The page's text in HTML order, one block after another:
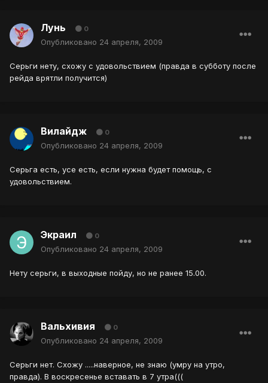
Лунь 0
Опубликовано 24 апреля, 2009
Серьги нету, схожу с удовольствием (правда в субботу после
рейда врятли получится)
Вилайдж 0
Опубликовано 24 апреля, 2009
Серьга есть, усе есть, если нужна будет помощь, с
удовольствием.
Экраил 0
Опубликовано 24 апреля, 2009
Нету серьги, в выходные пойду, но не ранее 15.00.
Вальхивия 0
Опубликовано 24 апреля, 2009
Серьги нет. Схожу .....наверное, не знаю (умру на утро,
правда). В воскресенье вставать в 7 утра(((